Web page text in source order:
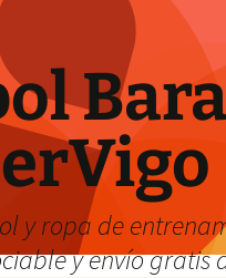
ropa de
y envío gratis